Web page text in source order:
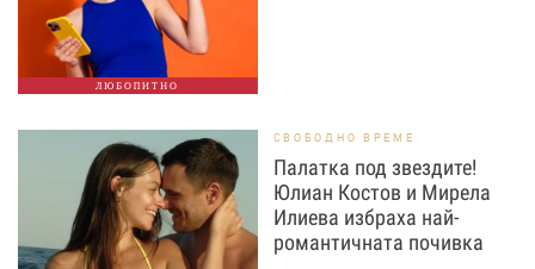
ЛЮБОПИТНО
СВОБОДНО ВРЕМЕ
Палатка под звездите!
Юлиан Костов и Мирела
Илиева избраха най-
романтичната почивка